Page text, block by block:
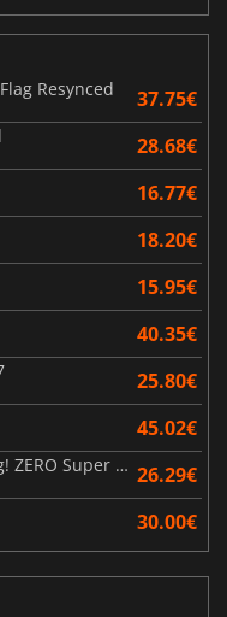
Resynced
37.75€
28.68€
16.77€
18.20€
15.95€
40.35€
25.80€
45.02€
DRAGON BALL Sparking! ZERO Super Limit Breaking NEO 26.29€
30.00€